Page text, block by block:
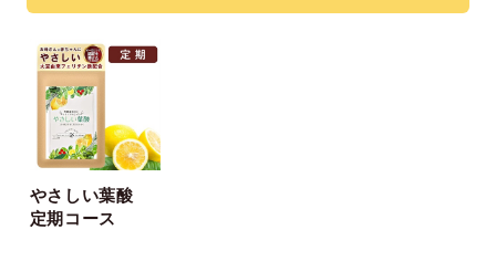
やさしい葉酸
定期コース